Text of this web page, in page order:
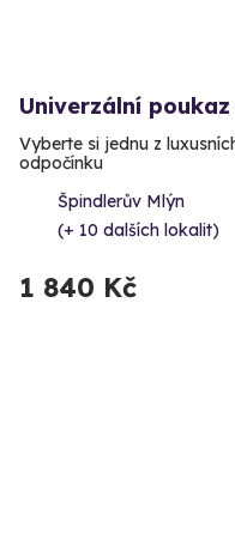
Univerzální
Vyberte si jednu z
odpočínku
Špindlerův Mlýn
(+ 10 dalších lokalit)
1 840 Kč